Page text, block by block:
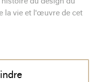
du design du
la vie et l'œuvre de cet